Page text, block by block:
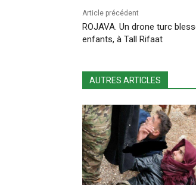
Article précédent
ROJAVA. Un drone turc
enfants, à Tall Rifaat
AUTRES ARTICLES